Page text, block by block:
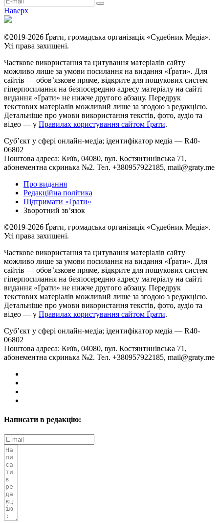
Наверх
©2019-2026 Ґрати, громадська організація «Судебник Медіа».
Усі права захищені.
Часткове використання та цитування матеріалів сайту
можливо лише за умови посилання на видання «Ґрати». Для
сайтів — обовʼязкове пряме, відкрите для пошукових систем
гіперпосилання на безпосередню адресу матеріалу на сайті
видання «Ґрати» не нижче другого абзацу. Передрук
текстових матеріалів можливий лише за згодою з редакцією.
Детальніше про умови використання текстів, фото, аудіо та
відео — у Правилах користування сайтом Ґрати.
Суб’єкт у сфері онлайн-медіа; ідентифікатор медіа — R40-
06802
Поштова адреса: Київ, 04080, вул. Костянтинівська 71,
абонементна скринька №2. Тел. +380957922185, mail@graty.me
Про видання
Редакційна політика
Підтримати «Ґрати»
Зворотний звʼязок
©2019-2026 Ґрати, громадська організація «Судебник Медіа».
Усі права захищені.
Часткове використання та цитування матеріалів сайту
можливо лише за умови посилання на видання «Ґрати». Для
сайтів — обовʼязкове пряме, відкрите для пошукових систем
гіперпосилання на безпосередню адресу матеріалу на сайті
видання «Ґрати» не нижче другого абзацу. Передрук
текстових матеріалів можливий лише за згодою з редакцією.
Детальніше про умови використання текстів, фото, аудіо та
відео — у Правилах користування сайтом Ґрати.
Суб’єкт у сфері онлайн-медіа; ідентифікатор медіа — R40-
06802
Поштова адреса: Київ, 04080, вул. Костянтинівська 71,
абонементна скринька №2. Тел. +380957922185, mail@graty.me
Написати в редакцію: